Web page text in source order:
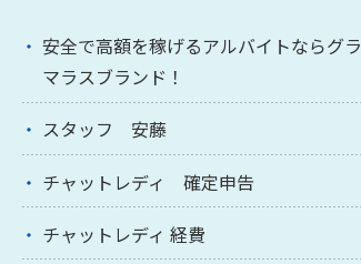
安全で高額を稼げるアルバイトならグラ
マラスブランド！
スタッフ 安藤
チャットレディ 確定申告
チャットレディ 経費